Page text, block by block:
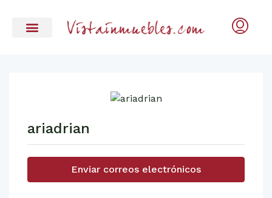
ariadrian
Enviar correos electrónicos